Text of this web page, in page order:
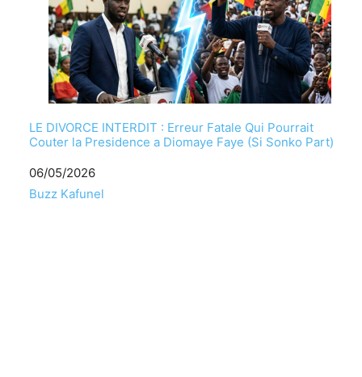
LE DIVORCE INTERDIT : Erreur Fatale Qui Pourrait
Couter la Presidence a Diomaye Faye (Si Sonko Part)
Date
06/05/2026
Par rapport à
Buzz Kafunel